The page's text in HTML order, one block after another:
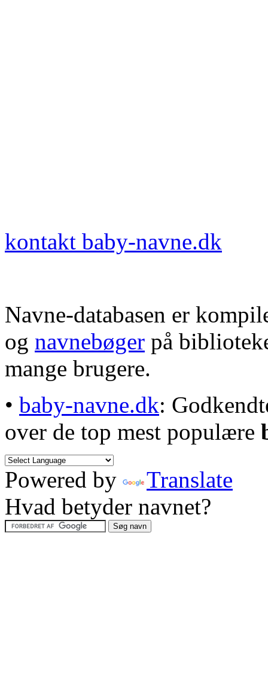
kontakt baby-navne.dk
Navne-databasen er
og navnebøger på
mange brugere.
• baby-navne.dk:
over de top mest populære
Powered by
Translate
Hvad betyder navnet?